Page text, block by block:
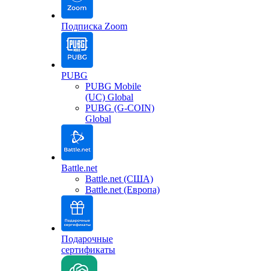
Подписка Zoom
PUBG
PUBG Mobile
(UC) Global
PUBG (G-COIN)
Global
Battle.net
Battle.net (США)
Battle.net (Европа)
Подарочные
сертификаты